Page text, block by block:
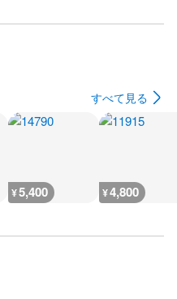
すべて見る
¥5,400 ¥4,800